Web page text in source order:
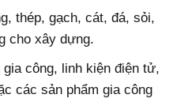
thép, gạch, cát, đá, sỏi,
cho xây dựng.
công, linh kiện điện tử,
các sản phẩm gia công